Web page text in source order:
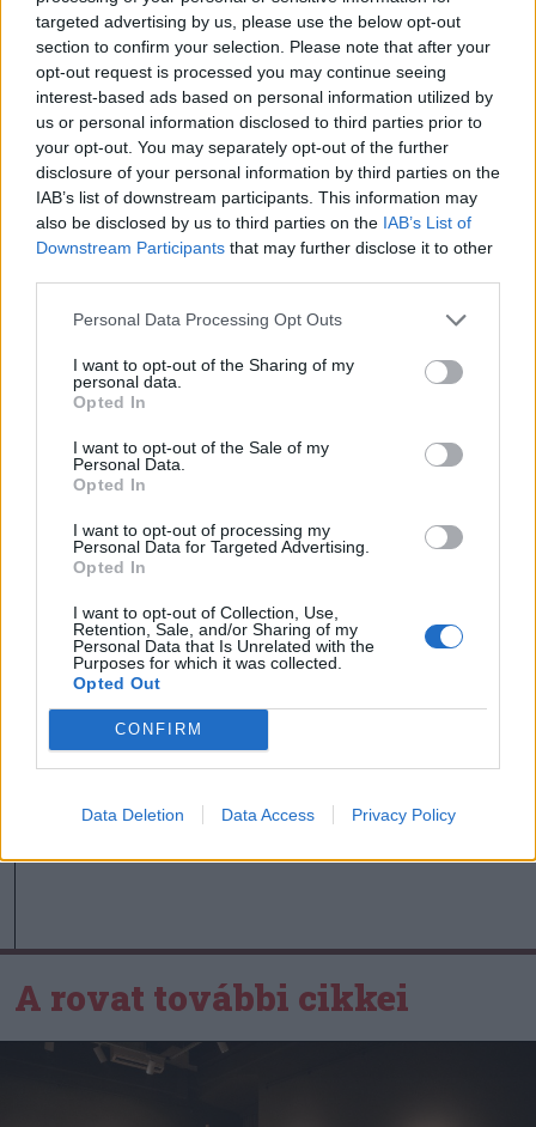
targeted advertising by us, please use the below opt-out
section to confirm your selection. Please note that after your
opt-out request is processed you may continue seeing
interest-based ads based on personal information utilized by
us or personal information disclosed to third parties prior to
your opt-out. You may separately opt-out of the further
disclosure of your personal information by third parties on the
IAB’s list of downstream participants. This information may
also be disclosed by us to third parties on the IAB’s List of
Downstream Participants that may further disclose it to other
Personal Data Processing Opt Outs
I want to opt-out of the Sharing of my
personal data.
Opted In
I want to opt-out of the Sale of my
Personal Data.
Opted In
I want to opt-out of processing my
Personal Data for Targeted Advertising.
Opted In
I want to opt-out of Collection, Use,
Retention, Sale, and/or Sharing of my
Personal Data that Is Unrelated with the
Purposes for which it was collected.
Opted Out
CONFIRM
Data Deletion Data Access Privacy Policy
Életét vesztette két halász,
akiket villámcsapás ért a
Maros partján – frissítve
Székely Sport
Corbu góljától hangos a
román és a magyar sajtó,
válogatott meghívót
sürgetnek
Krónika
Büntetőfeljelentést tett
telefonszámról érkezett
fenyegetés miatt
Székely Sport
Kolozsvári CFR, kikapott a
Győr és a Loki is
Sándor Ella: Na, indíts, s
menjünk!
A rovat további cikkei